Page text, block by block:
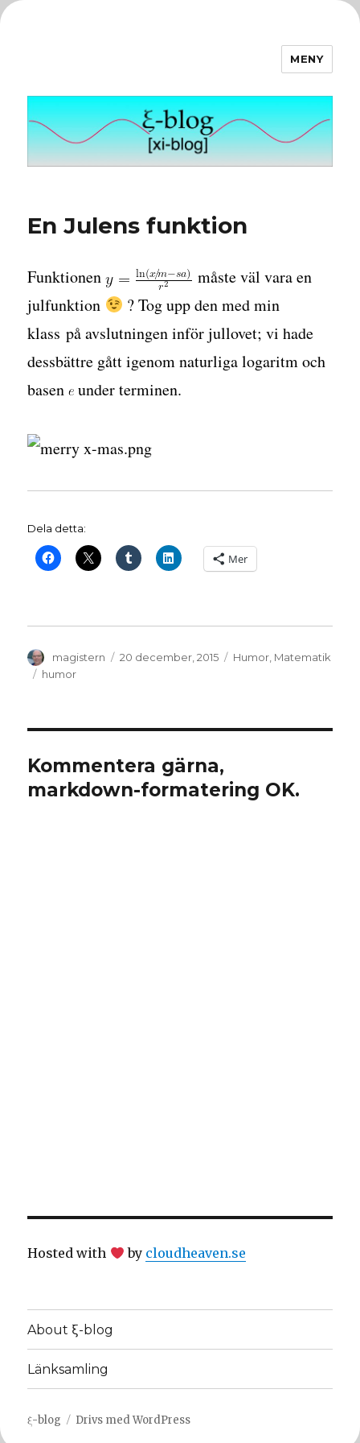
MENY
En Julens funktion
Funktionen
måste väl vara en
julfunktion
? Tog upp den med min
klass på avslutningen inför jullovet; vi hade
dessbättre gått igenom naturliga logaritm och
basen under terminen.
Dela detta:
Mer
Författare
magistern
Publicerat
20 december, 2015 Kategorier
Humor, Matematik
Etiketter
humor
Kommentera gärna,
markdown-formatering OK.
Hosted with by cloudheaven.se
About ξ-blog
Länksamling
ξ-blog Drivs med WordPress